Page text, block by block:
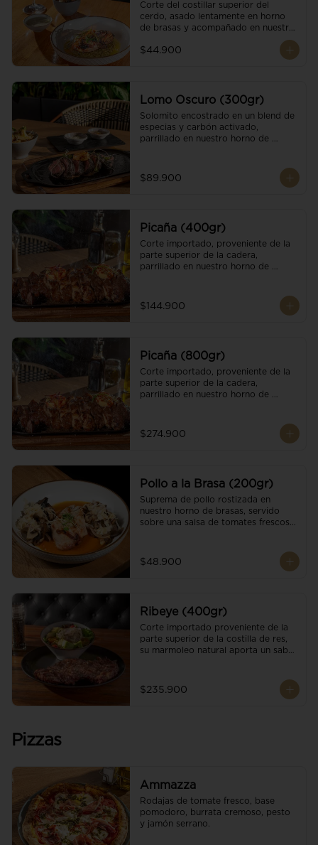
Corte del costillar superior del
cerdo, asado lentamente en horno
de brasas y acompañado en nuestra
$44.900
Lomo Oscuro (300gr)
Solomito encostrado en un blend de
especias y carbón activado,
parrillado en nuestro horno de
mantequilla de ajo y pimientos.
Acompañado de salsa criolla y una
$89.900
Picaña (400gr)
Corte importado, proveniente de la
parte superior de la cadera,
parrillado en nuestro horno de
Acompañado de salsa criolla de la
casa.
$144.900
Picaña (800gr)
Corte importado, proveniente de la
parte superior de la cadera,
parrillado en nuestro horno de
Acompañado de salsa criolla de la
casa.
$274.900
Pollo a la Brasa (200gr)
Suprema de pollo rostizada en
nuestro horno de brasas, servido
sobre una salsa de tomates frescos y
$48.900
Ribeye (400gr)
Corte importado proveniente de la
parte superior de la costilla de res,
su marmoleo natural aporta un sabor
con cristales de sal y mantequilla de
ajo y pimientos. Acompañado de una
$235.900
Pizzas
Ammazza
Rodajas de tomate fresco, base
pomodoro, burrata cremoso, pesto
y jamón serrano.